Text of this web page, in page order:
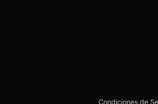
Condiciones de